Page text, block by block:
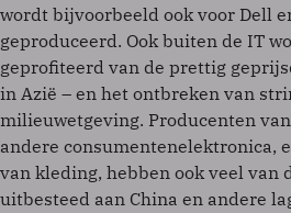
wordt bijvoorbeeld ook voor Dell
geproduceerd. Ook buiten de IT
geprofiteerd van de prettig
in Azië – en het ontbreken van
milieuwetgeving. Producenten van
andere consumentenelektronica,
van kleding, hebben ook veel van
uitbesteed aan China en andere